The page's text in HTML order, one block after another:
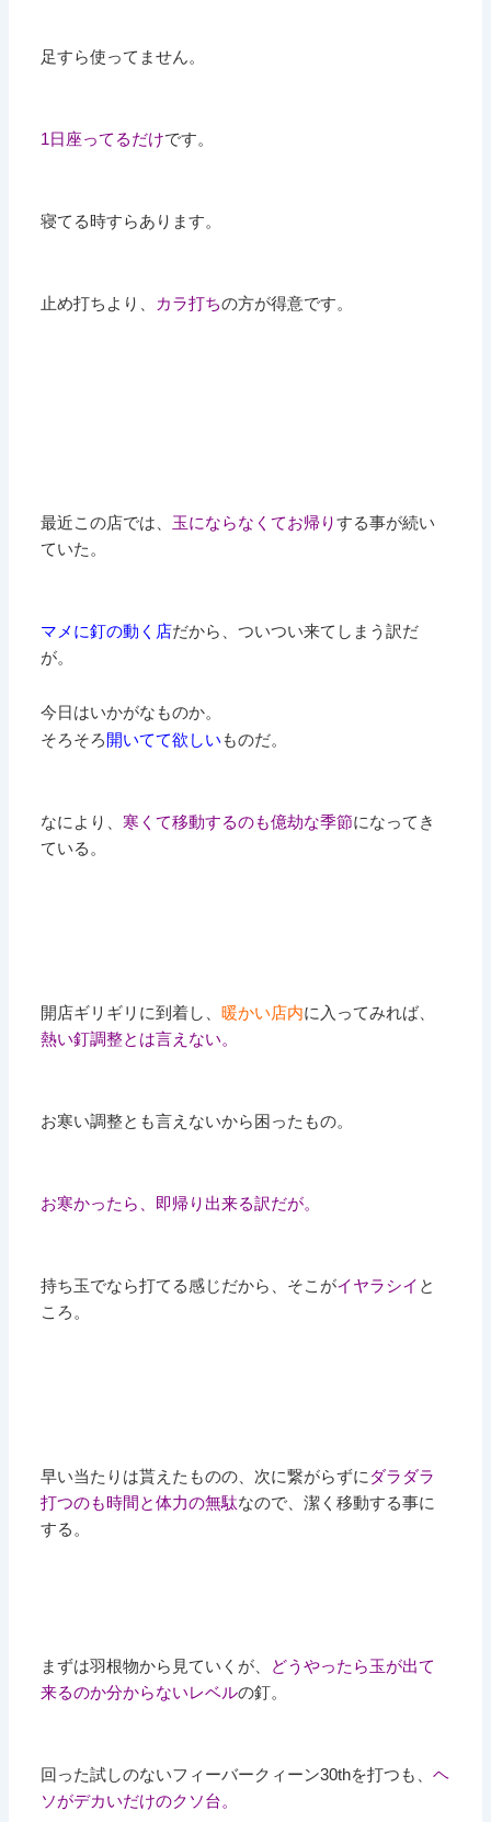
足すら使ってません。
1日座ってるだけです。
寝てる時すらあります。
止め打ちより、 カラ打ちの方が得意です。
最近この店では、 玉にならなくてお帰りする事が続い
ていた。
マメに釘の動く店だから、ついつい来てしまう訳だ
が。
今日はいかがなものか。
そろそろ開いてて欲しい ものだ。
なにより、 寒くて移動するのも億劫な季節になってき
ている。
開店ギリギリに到着し、暖かい店内に入ってみれば、
熱い釘調整とは言えない。
お寒い調整とも言えないから困ったもの。
お寒かったら、即帰り出来る訳だが。
持ち玉でなら打てる感じだから、そこがイヤラシイ と
ころ。
早い当たりは貰えたものの、次に繋がらずに ダラダラ
打つのも時間と体力の無駄なので、潔く移動する事に
する。
まずは羽根物から見ていくが、 どうやったら玉が出て
来るのか分からないレベルの釘。
回った試しのないフィーバークィーン30thを打つも、ヘ
ソがデカいだけのクソ台。